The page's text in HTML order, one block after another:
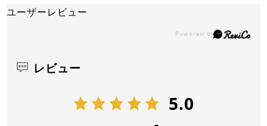
ユーザーレビュー
レビュー
5.0